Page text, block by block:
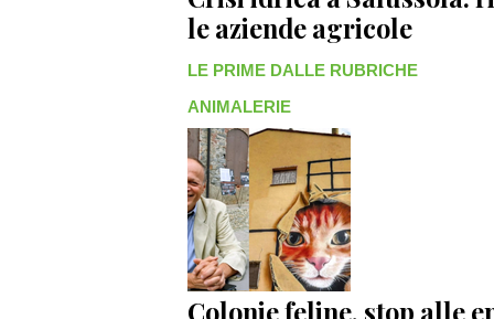
le aziende agricole
LE PRIME DALLE RUBRICHE
ANIMALERIE
Colonie feline, stop alle